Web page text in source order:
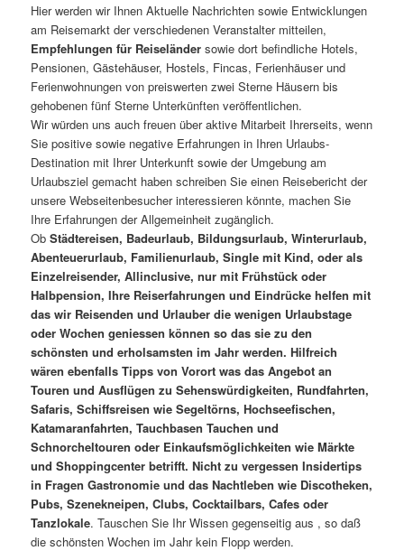
Hier werden wir Ihnen Aktuelle Nachrichten sowie Entwicklungen
am Reisemarkt der verschiedenen Veranstalter mitteilen,
Empfehlungen für Reiseländer sowie dort befindliche Hotels,
Pensionen, Gästehäuser, Hostels, Fincas, Ferienhäuser und
Ferienwohnungen von preiswerten zwei Sterne Häusern bis
gehobenen fünf Sterne Unterkünften veröffentlichen.
Wir würden uns auch freuen über aktive Mitarbeit Ihrerseits, wenn
Sie positive sowie negative Erfahrungen in Ihren Urlaubs-
Destination mit Ihrer Unterkunft sowie der Umgebung am
Urlaubsziel gemacht haben schreiben Sie einen Reisebericht der
unsere Webseitenbesucher interessieren könnte, machen Sie
Ihre Erfahrungen der Allgemeinheit zugänglich.
ObStädtereisen, Badeurlaub, Bildungsurlaub, Winterurlaub,
Abenteuerurlaub, Familienurlaub, Single mit Kind, oder als
Einzelreisender, Allinclusive, nur mit Frühstück oder
Halbpension, Ihre Reiserfahrungen und Eindrücke helfen mit
das wir Reisenden und Urlauber die wenigen Urlaubstage
oder Wochen geniessen können so das sie zu den
schönsten und erholsamsten im Jahr werden. Hilfreich
wären ebenfalls Tipps von Vorort was das Angebot an
Touren und Ausflügen zu Sehenswürdigkeiten, Rundfahrten,
Safaris, Schiffsreisen wie Segeltörns, Hochseefischen,
Katamaranfahrten, Tauchbasen Tauchen und
Schnorcheltouren oder Einkaufsmöglichkeiten wie Märkte
und Shoppingcenter betrifft. Nicht zu vergessen Insidertips
in Fragen Gastronomie und das Nachtleben wie Discotheken,
Pubs, Szenekneipen, Clubs, Cocktailbars, Cafes oder
Tanzlokale. Tauschen Sie Ihr Wissen gegenseitig aus , so daß
die schönsten Wochen im Jahr kein Flopp werden.